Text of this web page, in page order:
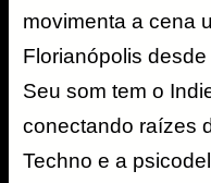
movimenta a cena
Florianópolis desde
Seu som tem o
conectando raízes
Techno e a